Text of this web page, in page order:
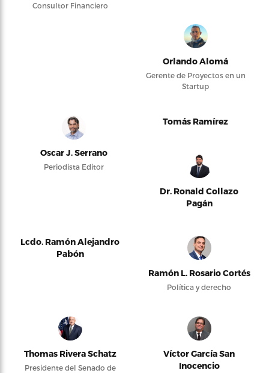
Consultor Financiero
Orlando Alomá
Gerente de Proyectos en un
Startup
Oscar J. Serrano
Periodista Editor
Tomás Ramírez
Dr. Ronald Collazo
Pagán
Lcdo. Ramón Alejandro
Pabón
Ramón L. Rosario Cortés
Política y derecho
Thomas Rivera Schatz
Presidente del Senado de
Víctor García San
Inocencio